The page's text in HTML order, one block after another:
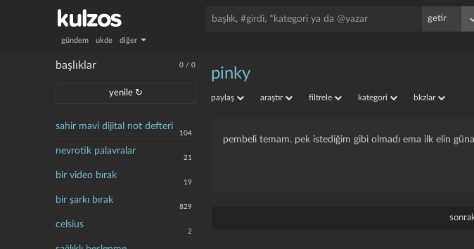
gündem ukde diğer
0 /0
başlıklar
yenile ↻
sahir mavi dijital not defteri
104
nevrotik palavralar
21
bir video bırak
19
bir şarkı bırak
829
celsius
2
pinky
paylaş araştır filtrele kategori bkzlar
pembeli temam. pek istediğim gibi olmadı ema ilk elin